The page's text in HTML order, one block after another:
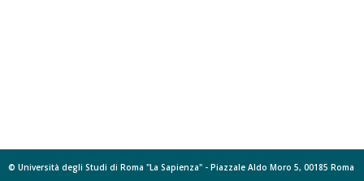
© Università degli Studi di Roma "La Sapienza" - Piazzale Aldo Moro 5, 00185 Roma